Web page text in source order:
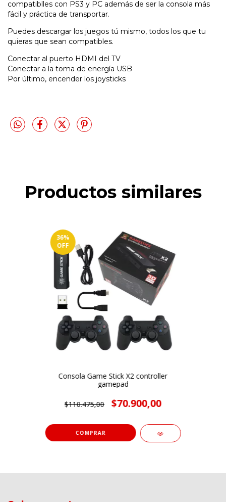
compatiblles con PS3 y PC además de ser la consola más
fácil y práctica de transportar.
Puedes descargar los juegos tú mismo, todos los que tu
quieras que sean compatibles.
Conectar al puerto HDMI del TV
Conectar a la toma de energía USB
Por último, encender los joysticks
Productos similares
36%
OFF
Consola Game Stick X2 controller
gamepad
$110.475,00 $70.900,00